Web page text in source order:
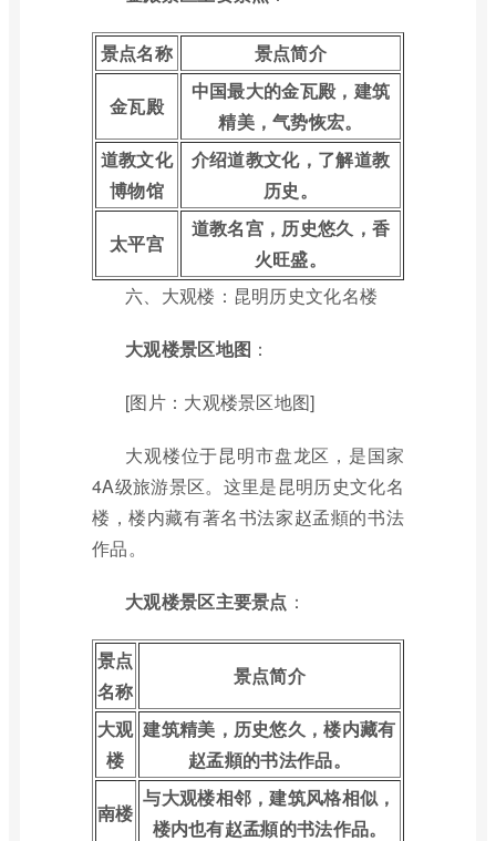
景点名称 景点简介
金瓦殿
中国最大的金瓦殿，建筑
精美，气势恢宏。
道教文化
博物馆
介绍道教文化，了解道教
历史。
太平宫
道教名宫，历史悠久，香
火旺盛。
六、大观楼：昆明历史文化名楼
大观楼景区地图 ：
[图片：大观楼景区地图]
大观楼位于昆明市盘龙区，是国家
4A级旅游景区。这里是昆明历史文化名
楼，楼内藏有著名书法家赵孟頫的书法
作品。
大观楼景区主要景点 ：
景点
名称
景点简介
大观
楼
建筑精美，历史悠久，楼内藏有
赵孟頫的书法作品。
南楼
与大观楼相邻，建筑风格相似，
楼内也有赵孟頫的书法作品。